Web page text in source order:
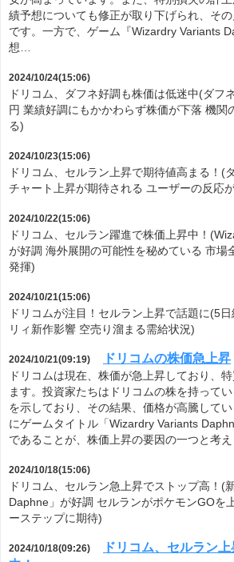
績予想についても修正が取り下げられ、そ
です。一方で、ゲーム『Wizardry Variants
想…
2024/10/24(15:06)
ドリコム、ダフネ好調も株価は低迷中(ダフ
円 業績好調にもかかわらず株価が下落 機関
る)
2024/10/23(15:06)
ドリコム、セルラン上昇で期待値高まる！(
チャート上昇が期待される ユーザーの反応
2024/10/22(15:06)
ドリコム、セルラン躍進で株価上昇中！
が好調 海外展開の可能性を秘めている 市場
発揮)
2024/10/21(15:06)
ドリコムが注目！セルラン上昇で話題に(5
リィ新作影響 空売り溜まる需給状況)
2024/10/21(09:19) ドリコムの株価急上昇
ドリコムは現在、株価が急上昇しており、
ます。投資家たちはドリコムの株を持って
を示しており、その結果、価格が高騰して
にゲームタイトル「Wizardry Variants
であることが、株価上昇の要因の一つと考
2024/10/18(15:06)
ドリコム、セルラン急上昇でストップ高！(
Daphne」が好調 セルランがポケモンGOを
ーステップに期待)
2024/10/18(09:26)
ドリコム、セルラン